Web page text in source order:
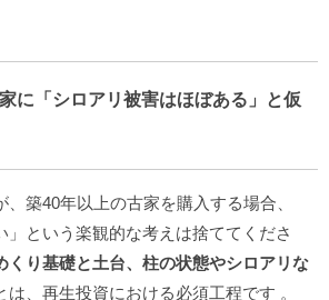
に「シロアリ被害はほぼある」と仮
築40年以上の古家を購入する場合、
」という楽観的な考えは捨ててくださ
くり基礎と土台、柱の状態やシロアリな
は、再生投資における必須工程です 。